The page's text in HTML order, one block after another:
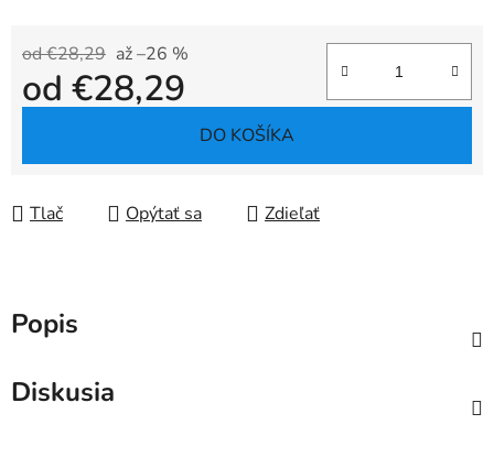
od €28,29 až –26 %
od €28,29
DO KOŠÍKA
Tlač Opýtať sa Zdieľať
Popis
Diskusia